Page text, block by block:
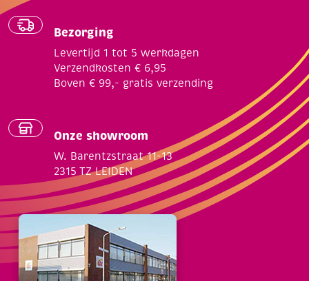
Bezorging
Levertijd 1 tot 5 werkdagen
Verzendkosten € 6,95
Boven € 99,- gratis verzending
Onze showroom
W. Barentzstraat 11-13
2315 TZ LEIDEN